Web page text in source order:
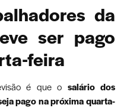
da
ser pago
feira
é que o salário dos
pago na próxima quarta-